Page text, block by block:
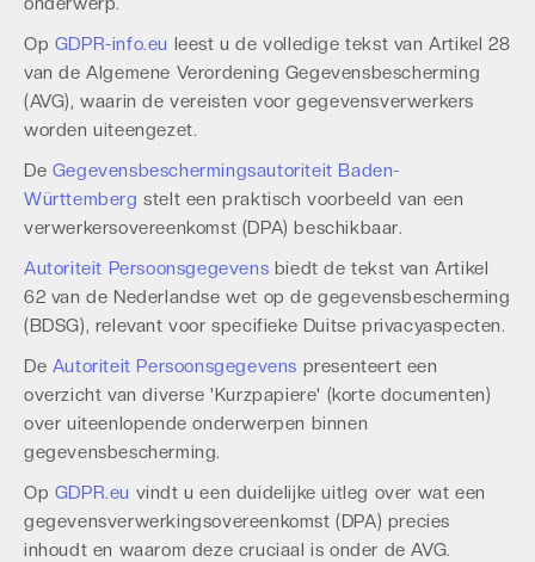
Op GDPR-info.eu leest u de volledige tekst van Artikel 28
van de Algemene Verordening Gegevensbescherming
(AVG), waarin de vereisten voor gegevensverwerkers
worden uiteengezet.
De Gegevensbeschermingsautoriteit Baden-
Württemberg stelt een praktisch voorbeeld van een
verwerkersovereenkomst (DPA) beschikbaar.
Autoriteit Persoonsgegevens biedt de tekst van Artikel
62 van de Nederlandse wet op de gegevensbescherming
(BDSG), relevant voor specifieke Duitse privacyaspecten.
De Autoriteit Persoonsgegevens presenteert een
overzicht van diverse 'Kurzpapiere' (korte documenten)
over uiteenlopende onderwerpen binnen
gegevensbescherming.
Op GDPR.eu vindt u een duidelijke uitleg over wat een
gegevensverwerkingsovereenkomst (DPA) precies
inhoudt en waarom deze cruciaal is onder de AVG.